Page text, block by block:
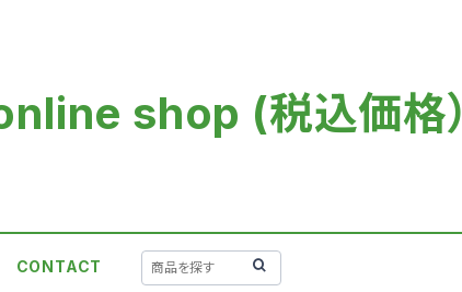
shop (税込価格）
CONTACT